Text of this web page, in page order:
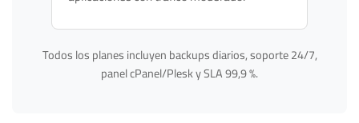
Todos los planes incluyen backups diarios, soporte 24/7,
panel cPanel/Plesk y SLA 99,9 %.